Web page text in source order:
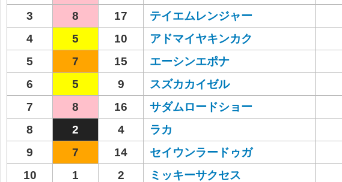
3
8 17 テイエムレンジャー
4
5 10 アドマイヤキンカク
5
7 15 エーシンエポナ
6
5 9 スズカカイゼル
7
8 16 サダムロードショー
8
2 4 ラカ
9
7 14 セイウンラードゥガ
10
1 2 ミッキーサクセス